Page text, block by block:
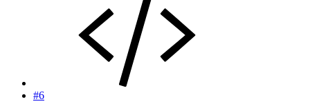
#6